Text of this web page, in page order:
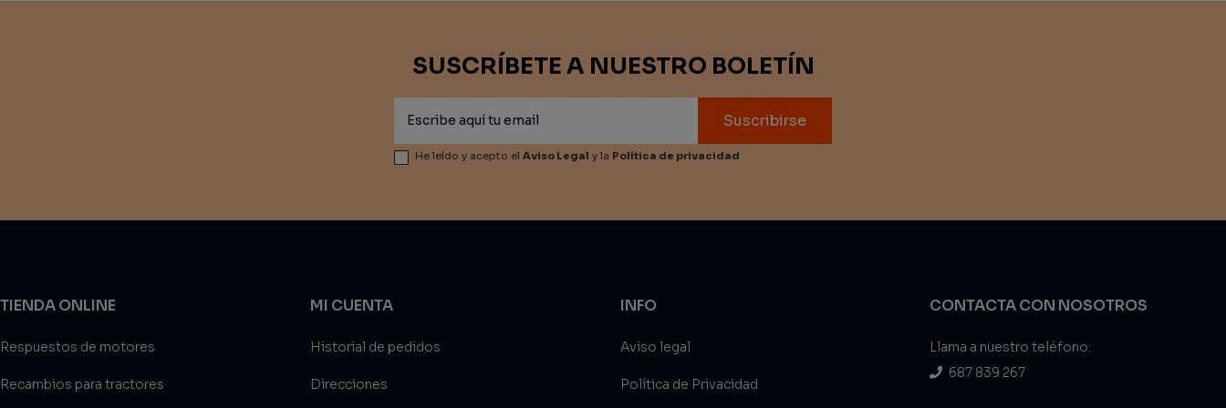
SUSCRÍBETE A NUESTRO BOLETÍN
Suscribirse
He leído y acepto el Aviso Legal y la Política de privacidad
TIENDA ONLINE
Respuestos de motores
Recambios para tractores
MI CUENTA
Historial de pedidos
Direcciones
INFO
Aviso legal
Política de Privacidad
CONTACTA CON NOSOTROS
Llama a nuestro teléfono:
687 839 267